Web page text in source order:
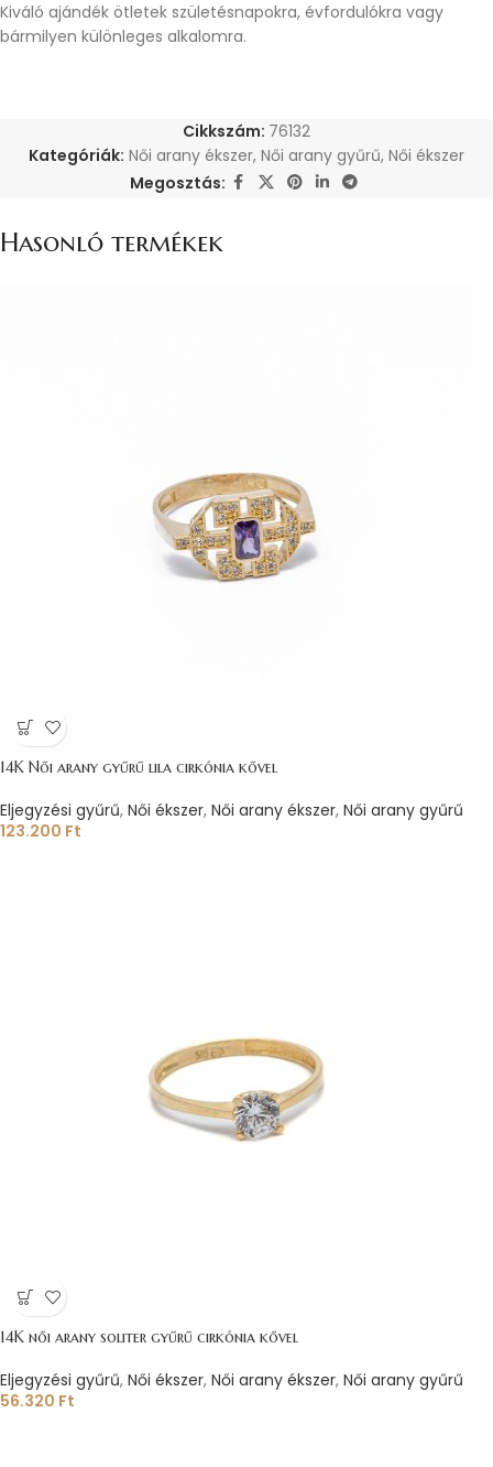
Kiváló ajándék ötletek születésnapokra, évfordulókra vagy
bármilyen különleges alkalomra.
Cikkszám: 76132
Kategóriák: Női arany ékszer, Női arany gyűrű, Női ékszer
Megosztás:
Hasonló termékek
14K Női arany gyűrű lila cirkónia kővel
Eljegyzési gyűrű, Női ékszer, Női arany ékszer, Női arany gyűrű
123.200 Ft
14K női arany soliter gyűrű cirkónia kővel
Eljegyzési gyűrű, Női ékszer, Női arany ékszer, Női arany gyűrű
56.320 Ft